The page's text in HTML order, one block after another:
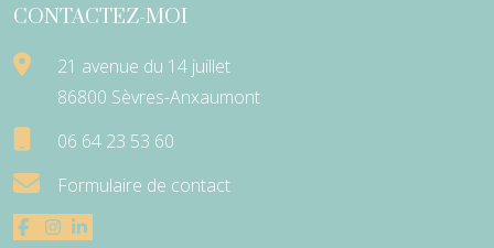
CONTACTEZ-MOI
21 avenue du 14 juillet
86800 Sèvres-Anxaumont
06 64 23 53 60
Formulaire de contact